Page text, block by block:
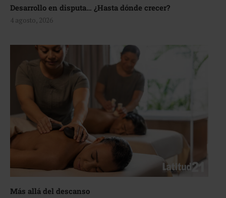
Desarrollo en disputa… ¿Hasta dónde crecer?
4 agosto, 2026
Más allá del descanso